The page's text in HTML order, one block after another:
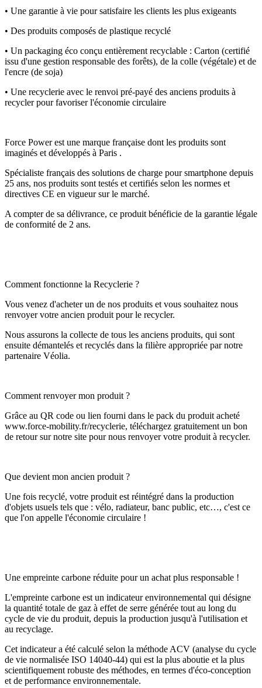
• Une garantie à vie pour satisfaire les clients les plus exigeants
• Des produits composés de plastique recyclé
• Un packaging éco conçu entièrement recyclable : Carton (certifié
issu d'une gestion responsable des forêts), de la colle (végétale) et de
l'encre (de soja)
• Une recyclerie avec le renvoi pré-payé des anciens produits à
recycler pour favoriser l'économie circulaire
Force Power est une marque française dont les produits sont
imaginés et développés à Paris .
Spécialiste français des solutions de charge pour smartphone depuis
25 ans, nos produits sont testés et certifiés selon les normes et
directives CE en vigueur sur le marché.
A compter de sa délivrance, ce produit bénéficie de la garantie légale
de conformité de 2 ans.
Comment fonctionne la Recyclerie ?
Vous venez d'acheter un de nos produits et vous souhaitez nous
renvoyer votre ancien produit pour le recycler.
Nous assurons la collecte de tous les anciens produits, qui sont
ensuite démantelés et recyclés dans la filière appropriée par notre
partenaire Véolia.
Comment renvoyer mon produit ?
Grâce au QR code ou lien fourni dans le pack du produit acheté
www.force-mobility.fr/recyclerie, téléchargez gratuitement un bon
de retour sur notre site pour nous renvoyer votre produit à recycler.
Que devient mon ancien produit ?
Une fois recyclé, votre produit est réintégré dans la production
d'objets usuels tels que : vélo, radiateur, banc public, etc…, c'est ce
que l'on appelle l'économie circulaire !
Une empreinte carbone réduite pour un achat plus responsable !
L'empreinte carbone est un indicateur environnemental qui désigne
la quantité totale de gaz à effet de serre générée tout au long du
cycle de vie du produit, depuis la production jusqu'à l'utilisation et
au recyclage.
Cet indicateur a été calculé selon la méthode ACV (analyse du cycle
de vie normalisée ISO 14040-44) qui est la plus aboutie et la plus
scientifiquement robuste des méthodes, en termes d'éco-conception
et de performance environnementale.